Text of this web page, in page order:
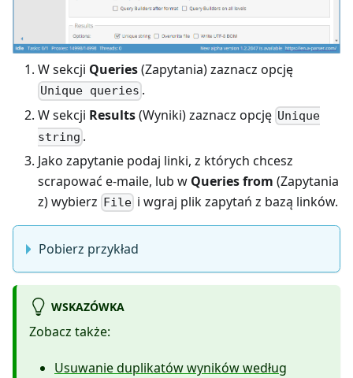
W sekcji Queries(Zapytania) zaznacz opcję
Unique queries .
W sekcji Results(Wyniki) zaznacz opcję Unique
string .
Jako zapytanie podaj linki, z których chcesz
scrapować e-maile, lub w Queries from (Zapytania
z) wybierz File i wgraj plik zapytań z bazą linków.
Pobierz przykład
WSKAZÓWKA
Zobacz także:
Usuwanie duplikatów wyników według